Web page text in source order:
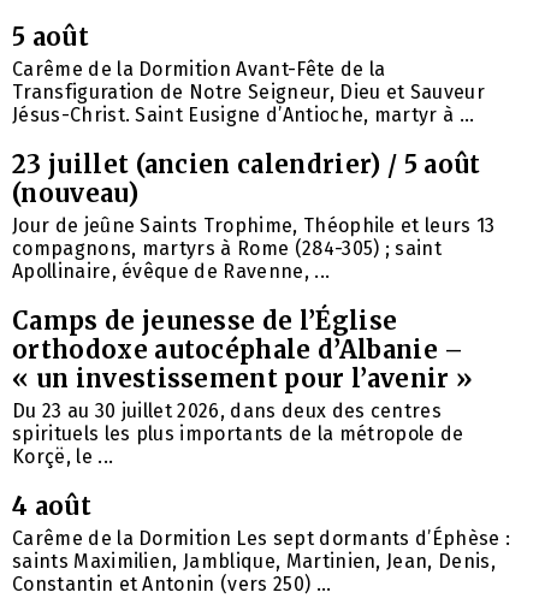
5 août
Carême de la Dormition Avant-Fête de la
Transfiguration de Notre Seigneur, Dieu et Sauveur
Jésus-Christ. Saint Eusigne d’Antioche, martyr à ...
23 juillet (ancien calendrier) / 5 août
(nouveau)
Jour de jeûne Saints Trophime, Théophile et leurs 13
compagnons, martyrs à Rome (284-305) ; saint
Apollinaire, évêque de Ravenne, ...
Camps de jeunesse de l’Église
orthodoxe autocéphale d’Albanie –
« un investissement pour l’avenir »
Du 23 au 30 juillet 2026, dans deux des centres
spirituels les plus importants de la métropole de
Korçë, le ...
4 août
Carême de la Dormition Les sept dormants d’Éphèse :
saints Maximilien, Jamblique, Martinien, Jean, Denis,
Constantin et Antonin (vers 250) ...